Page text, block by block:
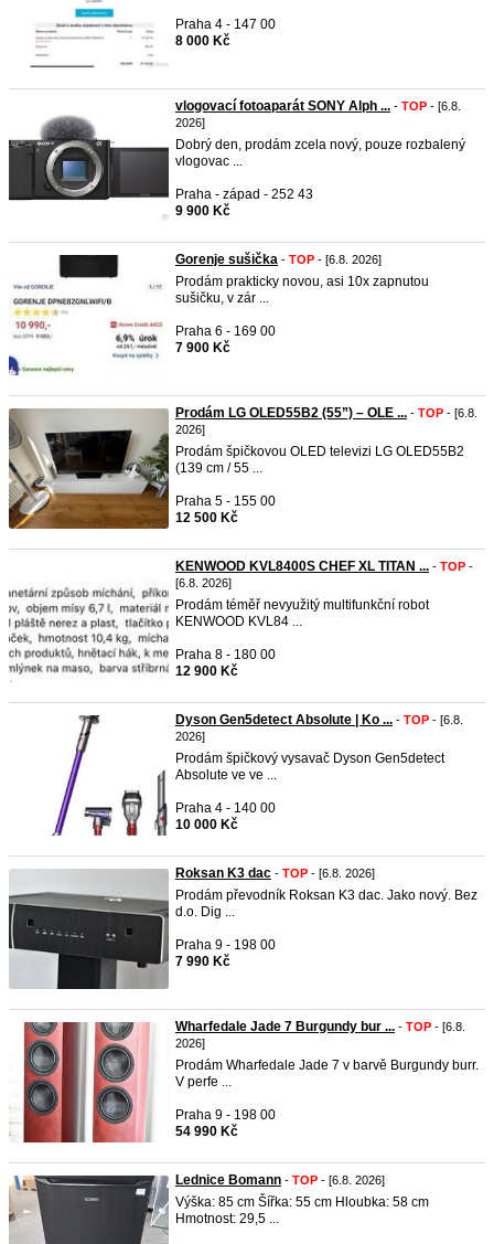
Praha 4 - 147 00
8 000 Kč
vlogovací fotoaparát SONY Alph ... - TOP - [6.8.
2026]
Dobrý den, prodám zcela nový, pouze rozbalený
vlogovac ...
Praha - západ - 252 43
9 900 Kč
Gorenje sušička - TOP - [6.8. 2026]
Prodám prakticky novou, asi 10x zapnutou
sušičku, v zár ...
Praha 6 - 169 00
7 900 Kč
Prodám LG OLED55B2 (55”) – OLE ... - TOP - [6.8.
2026]
Prodám špičkovou OLED televizi LG OLED55B2
(139 cm / 55 ...
Praha 5 - 155 00
12 500 Kč
KENWOOD KVL8400S CHEF XL TITAN ... - TOP -
[6.8. 2026]
Prodám téměř nevyužitý multifunkční robot
KENWOOD KVL84 ...
Praha 8 - 180 00
12 900 Kč
Dyson Gen5detect Absolute | Ko ... - TOP - [6.8.
2026]
Prodám špičkový vysavač Dyson Gen5detect
Absolute ve ve ...
Praha 4 - 140 00
10 000 Kč
Roksan K3 dac - TOP - [6.8. 2026]
Prodám převodník Roksan K3 dac. Jako nový. Bez
d.o. Dig ...
Praha 9 - 198 00
7 990 Kč
Wharfedale Jade 7 Burgundy bur ... - TOP - [6.8.
2026]
Prodám Wharfedale Jade 7 v barvě Burgundy burr.
V perfe ...
Praha 9 - 198 00
54 990 Kč
Lednice Bomann - TOP - [6.8. 2026]
Výška: 85 cm Šířka: 55 cm Hloubka: 58 cm
Hmotnost: 29,5 ...